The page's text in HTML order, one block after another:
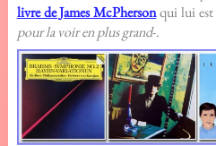
livre de James McPhersonqui lui est
pour la voir en plus grand-.